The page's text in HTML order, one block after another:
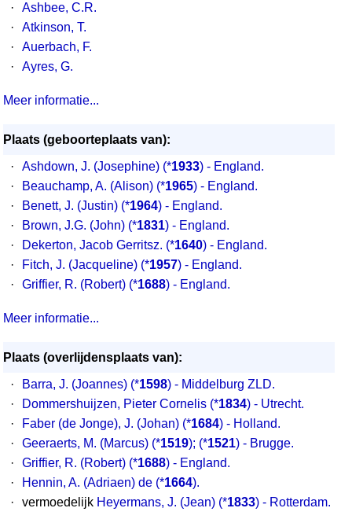
·
Ashbee, C.R.
·
Atkinson, T.
·
Auerbach, F.
·
Ayres, G.
Meer informatie...
Plaats (geboorteplaats van):
·
Ashdown, J. (Josephine) (*1933) - England.
·
Beauchamp, A. (Alison) (*1965) - England.
·
Benett, J. (Justin) (*1964) - England.
·
Brown, J.G. (John) (*1831) - England.
·
Dekerton, Jacob Gerritsz. (*1640) - England.
·
Fitch, J. (Jacqueline) (*1957) - England.
·
Griffier, R. (Robert) (*1688) - England.
Meer informatie...
Plaats (overlijdensplaats van):
·
Barra, J. (Joannes) (*1598) - Middelburg ZLD.
·
Dommershuijzen, Pieter Cornelis (*1834) - Utrecht.
·
Faber (de Jonge), J. (Johan) (*1684) - Holland.
·
Geeraerts, M. (Marcus) (*1519); (*1521) - Brugge.
·
Griffier, R. (Robert) (*1688) - England.
·
Hennin, A. (Adriaen) de (*1664).
·
vermoedelijk Heyermans, J. (Jean) (*1833) - Rotterdam.